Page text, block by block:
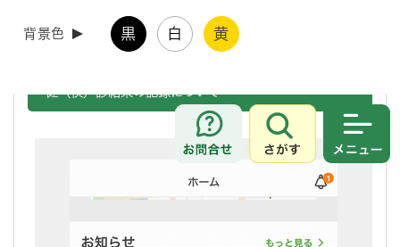
背景色 黒 白 黄
お問合せ
さがす
※「さいたま市健康マイレージ」の参加方法については
ださい。